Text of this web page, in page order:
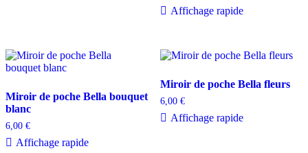
Affichage rapide
Miroir de poche Bella bouquet
blanc
6,00 €
Affichage rapide
Miroir de poche Bella fleurs
6,00 €
Affichage rapide